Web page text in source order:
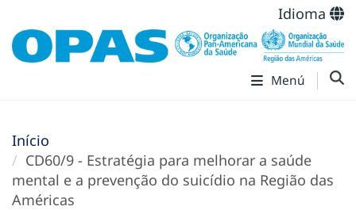
Idioma
Menú
Início
CD60/9 - Estratégia para melhorar a saúde
mental e a prevenção do suicídio na Região das
Américas